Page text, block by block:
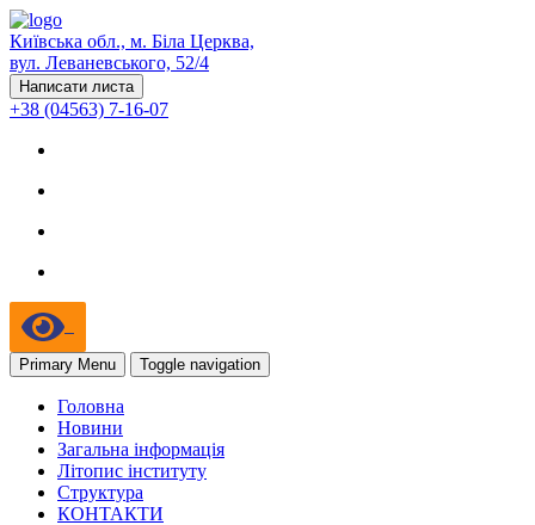
Київська обл., м. Біла Церква,
вул. Леваневського, 52/4
Написати листа
+38 (04563) 7-16-07
Primary Menu Toggle navigation
Головна
Новини
Загальна інформація
Літопис інституту
Структура
КОНТАКТИ